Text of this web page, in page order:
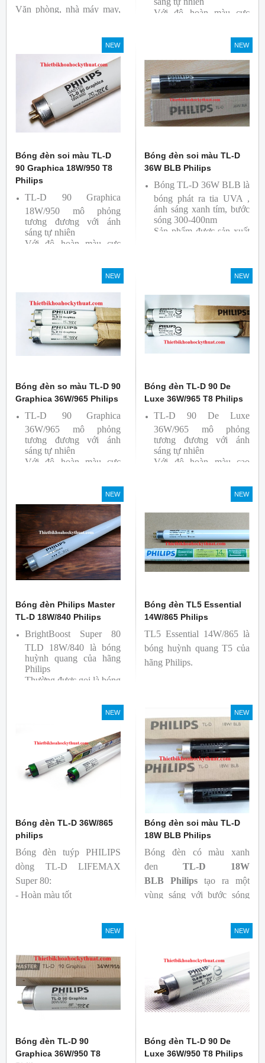
Văn phòng, nhà máy may,
Với độ hoàn màu cực
Sản phẩm được sản xuất
bởi hãng Philips, xuất xứ
Ba lan
NEW
Bóng đèn soi màu TL-D
90 Graphica 18W/950 T8
Philips
TL-D 90 Graphica
18W/950 mô phỏng
tương đương với ánh
sáng tự nhiên
Với độ hoàn màu cực
Sản phẩm được sản xuất
bởi hãng Philips, xuất xứ
Ba lan
NEW
Bóng đèn soi màu TL-D
36W BLB Philips
Bóng TL-D 36W BLB là
bóng phát ra tia UVA ,
ánh sáng xanh tím, bước
sóng 300-400nm
Sản phẩm được sản xuất
NEW
Bóng đèn so màu TL-D 90
Graphica 36W/965 Philips
TL-D 90 Graphica
36W/965 mô phỏng
tương đương với ánh
sáng tự nhiên
Với độ hoàn màu cực
Sản phẩm được sản xuất
bởi hãng Philips, xuất xứ
Ba lan
NEW
Bóng đèn TL-D 90 De
Luxe 36W/965 T8 Philips
TL-D 90 De Luxe
36W/965 mô phỏng
tương đương với ánh
sáng tự nhiên
Với độ hoàn màu cao
Sản phẩm được sản xuất
NEW
Bóng đèn Philips Master
TL-D 18W/840 Philips
BrightBoost Super 80
TLD 18W/840 là bóng
huỳnh quang của hãng
Philips
Thường được gọi là bóng
Bóng có độ hoàn màu
cao(Ra80) cùng quang
NEW
Bóng đèn TL5 Essential
14W/865 Philips
TL5 Essential 14W/865 là
bóng huỳnh quang T5 của
hãng Philips.
NEW
Bóng đèn TL-D 36W/865
philips
Bóng đèn tuýp PHILIPS
dòng TL-D LIFEMAX
Super 80:
- Hoàn màu tốt
cả ban đầu và trong suốt
tuổi thọ của bóng đèn, với
thông cao
- Tạo ra từ màu trắng ấm
đến ánh sáng ban ngày mát
mẻ
NEW
Bóng đèn soi màu TL-D
18W BLB Philips
Bóng đèn có màu xanh
đen TL-D 18W
BLB
Philips tạo ra một
vùng sáng với bước sóng
sắc trực quan. Giúp người
dùng có thể phát hiện và
và keo trong sản phẩm.
NEW
Bóng đèn TL-D 90
Graphica 36W/950 T8
NEW
Bóng đèn TL-D 90 De
Luxe 36W/950 T8 Philips